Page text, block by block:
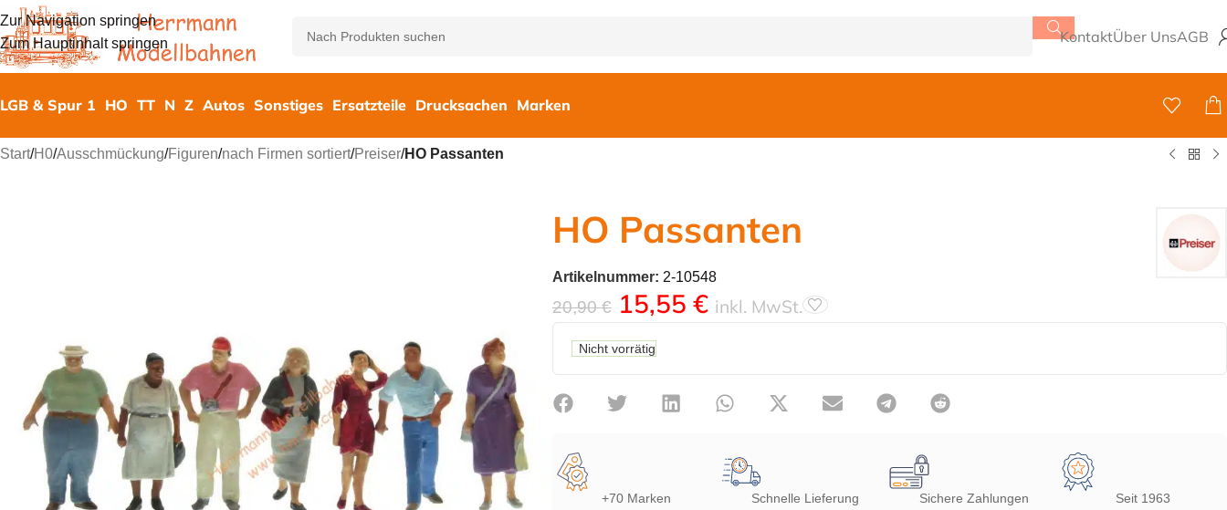
Zur Navigation springen
Zum Hauptinhalt springen
KontaktÜber UnsAGB
LGB & Spur 1 HO TT N Z Autos Sonstiges Ersatzteile Drucksachen Marken
Start/H0/Ausschmückung/Figuren/nach Firmen sortiert/Preiser/HO Passanten
HO Passanten
Artikelnummer: 2-10548
20,90€ 15,55 € inkl. MwSt.
Nicht vorrätig
+70 Marken Schnelle Lieferung Sichere Zahlungen Seit 1963